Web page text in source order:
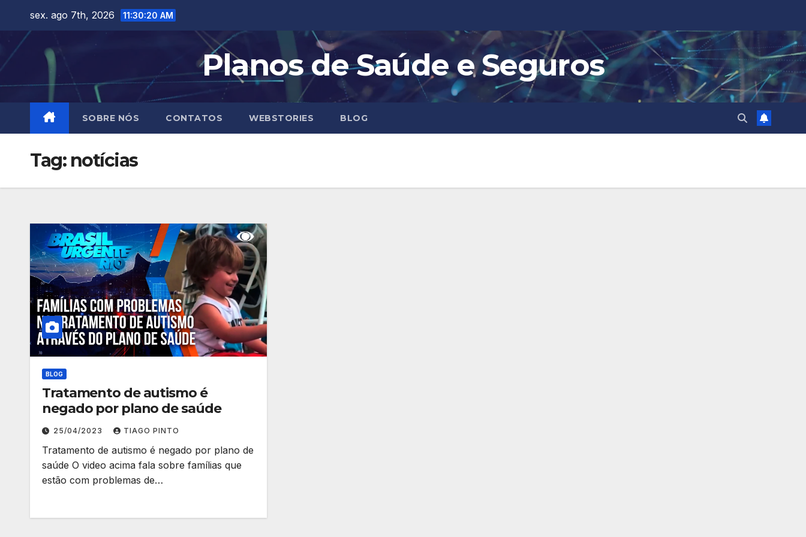
content
sex. ago 7th, 2026 11:30:21 AM
Planos de Saúde e Seguros
SOBRE NÓS CONTATOS WEBSTORIES BLOG
Tag: notícias
BLOG
Tratamento de autismo é
negado por plano de saúde
25/04/2023 TIAGO PINTO
Tratamento de autismo é negado por plano de
saúde O video acima fala sobre famílias que
estão com problemas de…